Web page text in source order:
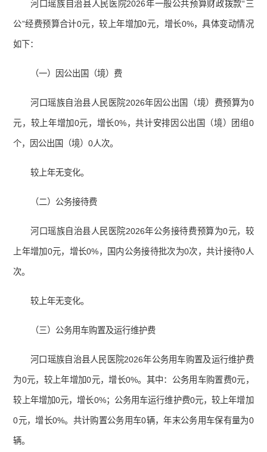
河口瑶族自治县人民医院2026年一般公共预算财政拨款“三
公”经费预算合计0元，较上年增加0元，增长0%，具体变动情况
如下：
（一）因公出国（境）费
河口瑶族自治县人民医院2026年因公出国（境）费预算为0
元，较上年增加0元，增长0%，共计安排因公出国（境）团组0
个，因公出国（境）0人次。
较上年无变化。
（二）公务接待费
河口瑶族自治县人民医院2026年公务接待费预算为0元，较
上年增加0元，增长0%，国内公务接待批次为0次，共计接待0人
次。
较上年无变化。
（三）公务用车购置及运行维护费
河口瑶族自治县人民医院2026年公务用车购置及运行维护费
为0元，较上年增加0元，增长0%。其中：公务用车购置费0元，
较上年增加0元，增长0%；公务用车运行维护费0元，较上年增加
0元，增长0%。共计购置公务用车0辆，年末公务用车保有量为0
辆。